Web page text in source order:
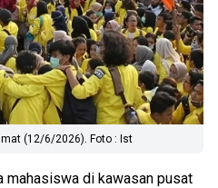
(12/6/2026). Foto : Ist
mahasiswa di kawasan pusat